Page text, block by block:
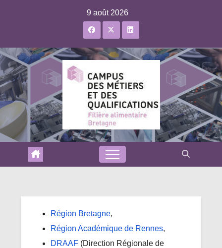
9 août 2026
Région Bretagne,
Région Académique de Rennes,
DRAAF (Direction Régionale de